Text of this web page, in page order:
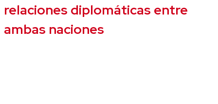
relaciones diplomáticas entre
ambas naciones